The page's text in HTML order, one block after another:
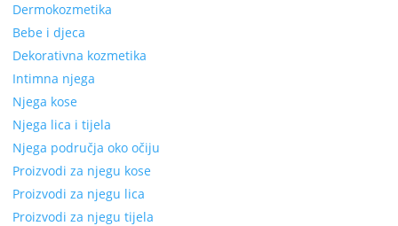
Dermokozmetika
Bebe i djeca
Dekorativna kozmetika
Intimna njega
Njega kose
Njega lica i tijela
Njega područja oko očiju
Proizvodi za njegu kose
Proizvodi za njegu lica
Proizvodi za njegu tijela